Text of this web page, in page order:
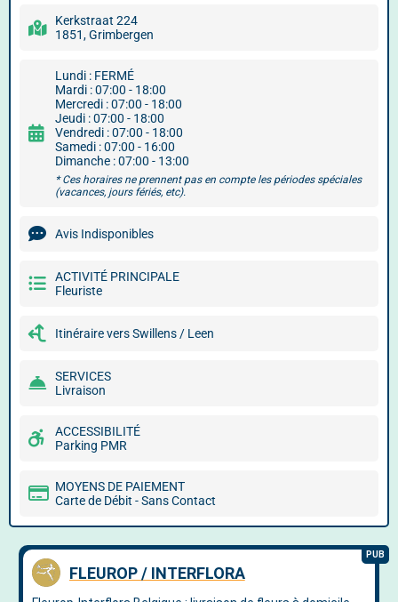
Kerkstraat 224
1851, Grimbergen
Lundi : FERMÉ
Mardi : 07:00 - 18:00
Mercredi : 07:00 - 18:00
Jeudi : 07:00 - 18:00
Vendredi : 07:00 - 18:00
Samedi : 07:00 - 16:00
Dimanche : 07:00 - 13:00
* Ces horaires ne prennent pas en compte les périodes spéciales
(vacances, jours fériés, etc).
Avis Indisponibles
ACTIVITÉ PRINCIPALE
Fleuriste
Itinéraire vers Swillens / Leen
SERVICES
Livraison
ACCESSIBILITÉ
Parking PMR
MOYENS DE PAIEMENT
Carte de Débit - Sans Contact